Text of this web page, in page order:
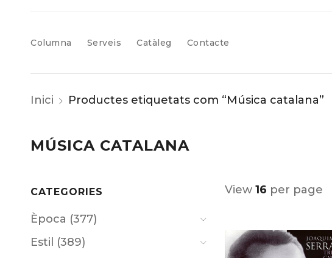
Columna Serveis Catàleg Contacte
Inici Productes etiquetats com “Música catalana”
MÚSICA CATALANA
CATEGORIES
Època (377)
Estil (389)
View 16 per page